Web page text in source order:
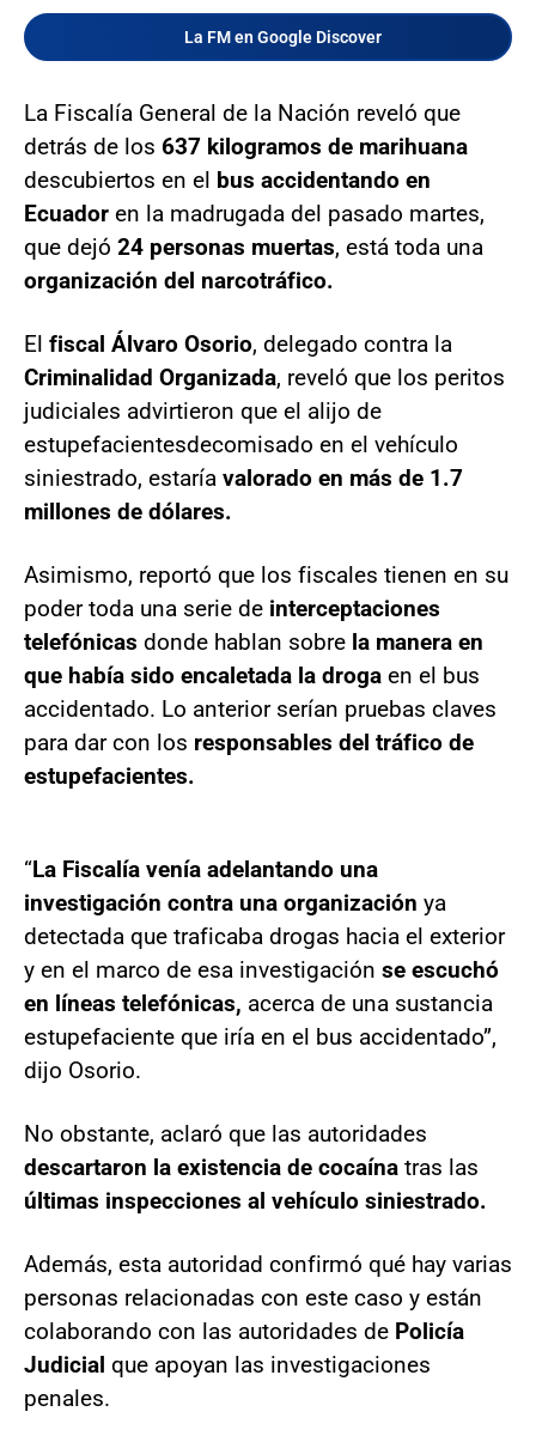
La FM en Google Discover
La Fiscalía General de la Nación reveló que
detrás de los 637 kilogramos de marihuana
descubiertos en el bus accidentando en
Ecuador en la madrugada del pasado martes,
que dejó 24 personas muertas, está toda una
organización del narcotráfico.
El fiscal Álvaro Osorio, delegado contra la
Criminalidad Organizada, reveló que los peritos
judiciales advirtieron que el alijo de
estupefacientesdecomisado en el vehículo
siniestrado, estaría valorado en más de 1.7
millones de dólares.
Asimismo, reportó que los fiscales tienen en su
poder toda una serie de interceptaciones
telefónicas donde hablan sobre la manera en
que había sido encaletada la droga en el bus
accidentado. Lo anterior serían pruebas claves
para dar con los responsables del tráfico de
estupefacientes.
“La Fiscalía venía adelantando una
investigación contra una organización ya
detectada que traficaba drogas hacia el exterior
y en el marco de esa investigación se escuchó
en líneas telefónicas, acerca de una sustancia
estupefaciente que iría en el bus accidentado”,
dijo Osorio.
No obstante, aclaró que las autoridades
descartaron la existencia de cocaína tras las
últimas inspecciones al vehículo siniestrado.
Además, esta autoridad confirmó qué hay varias
personas relacionadas con este caso y están
colaborando con las autoridades de Policía
Judicial que apoyan las investigaciones
penales.